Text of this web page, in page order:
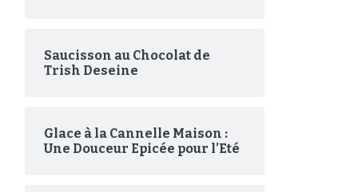
Saucisson au Chocolat de
Trish Deseine
Glace à la Cannelle Maison :
Une Douceur Epicée pour l’Eté